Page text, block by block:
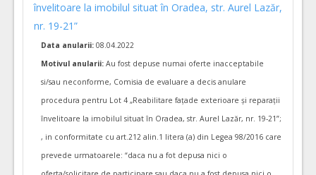
învelitoare la imobilul situat în Oradea, str. Aurel Lazăr,
nr. 19-21”
Data anularii: 08.04.2022
Motivul anularii: Au fost depuse numai oferte inacceptabile
si/sau neconforme, Comisia de evaluare a decis anulare
procedura pentru Lot 4 „Reabilitare fațade exterioare și reparații
învelitoare la imobilul situat în Oradea, str. Aurel Lazăr, nr. 19-21”;
, in conformitate cu art.212 alin.1 litera (a) din Legea 98/2016 care
prevede urmatoarele: “daca nu a fot depusa nici o